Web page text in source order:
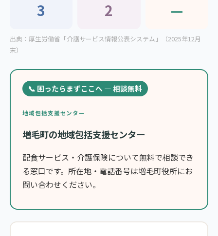
3 2 —
出典：厚生労働省「介護サービス情報公表システム」（2025年12月
末）
📞 困ったらまずここへ — 相談無料
地域包括支援センター
増毛町の地域包括支援センター
配食サービス・介護保険について無料で相談でき
る窓口です。所在地・電話番号は増毛町役所にお
問い合わせください。